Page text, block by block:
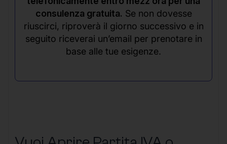
consulenza gratuita. Se non dovesse
riuscirci, riproverà il giorno successivo e in
seguito riceverai un’email per prenotare in
base alle tue esigenze.